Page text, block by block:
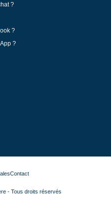
?
?
?
Contact
- Tous droits réservés